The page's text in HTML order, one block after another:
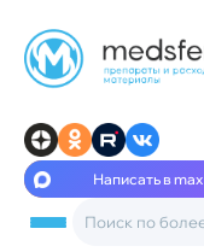
Написать в max